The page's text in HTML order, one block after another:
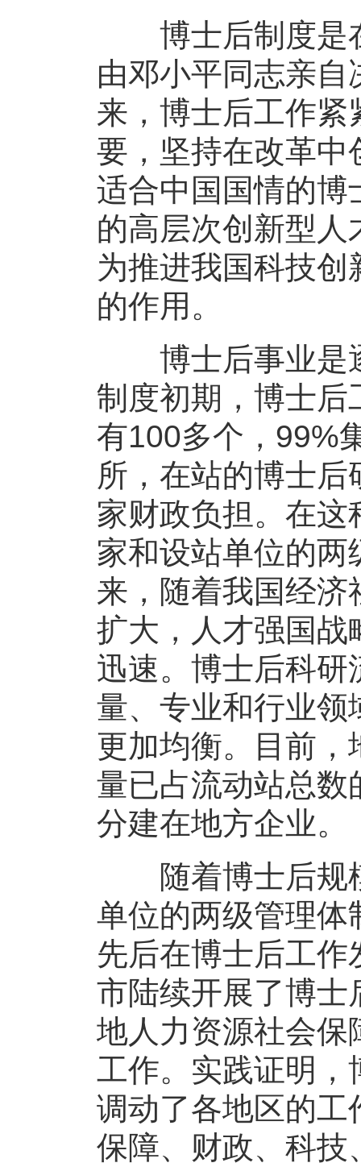
博士后制度是在
由邓小平同志亲
来，博士后工作
要，坚持在改革中
适合中国国情的博
的高层次创新型
为推进我国科技
的作用。
博士后事业是逐
制度初期，博士后
有100多个，99%
所，在站的博士
家财政负担。在
家和设站单位的
来，随着我国经
扩大，人才强国战
迅速。博士后科
量、专业和行业领
更加均衡。目前
量已占流动站总数
分建在地方企业。
随着博士后规模
单位的两级管理
先后在博士后工
市陆续开展了博士
地人力资源社会保
工作。实践证明，
调动了各地区的工
保障、财政、科技